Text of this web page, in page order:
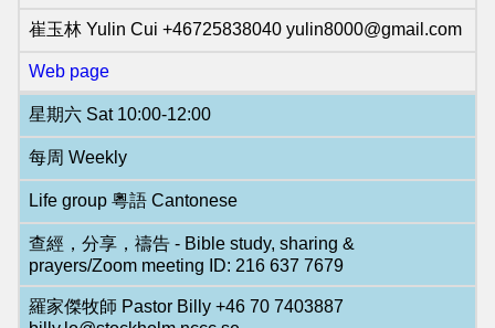
崔玉林 Yulin Cui +46725838040 yulin8000@gmail.com
Web page
星期六 Sat 10:00-12:00
每周 Weekly
Life group 粵語 Cantonese
查經，分享，禱告 - Bible study, sharing &
prayers/Zoom meeting ID: 216 637 7679
羅家傑牧師 Pastor Billy +46 70 7403887